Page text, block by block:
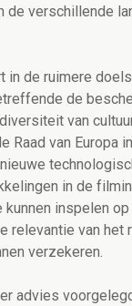
de verschillende
in de ruimere
de
van
Raad van Europa
in de
kunnen inspelen
relevantie van het
verzekeren.
advies